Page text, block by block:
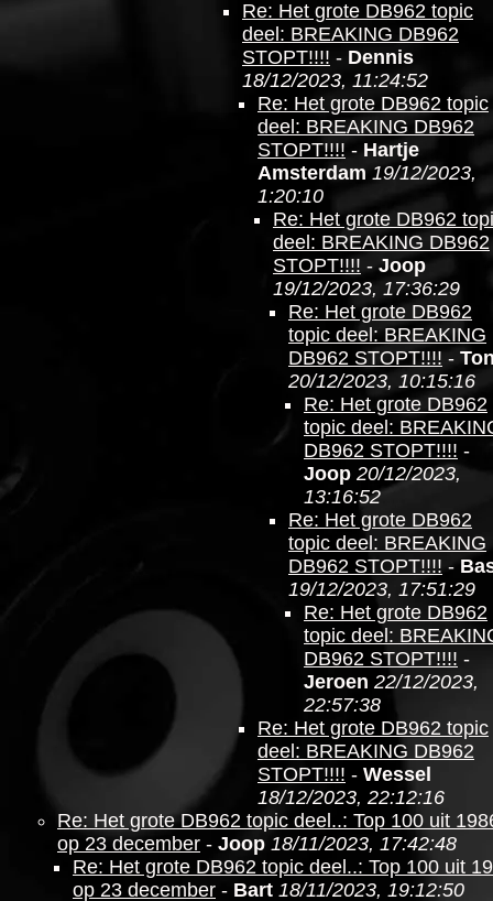
Re: Het grote DB962 topic
deel: BREAKING DB962
STOPT!!!! - Dennis
18/12/2023, 11:24:52
Re: Het grote DB962 topic
deel: BREAKING DB962
STOPT!!!! - Hartje
Amsterdam 19/12/2023,
1:20:10
Re: Het grote DB962
deel: BREAKING DB962
STOPT!!!! - Joop
19/12/2023, 17:36:29
Re: Het grote DB962
topic deel: BREAKING
DB962 STOPT!!!! -
20/12/2023, 10:15:16
Re: Het grote DB962
topic deel:
DB962 STOPT!!!! -
Joop 20/12/2023,
13:16:52
Re: Het grote DB962
topic deel: BREAKING
DB962 STOPT!!!! -
19/12/2023, 17:51:29
Re: Het grote DB962
topic deel:
DB962 STOPT!!!! -
Jeroen 22/12/2023,
22:57:38
Re: Het grote DB962 topic
deel: BREAKING DB962
STOPT!!!! - Wessel
18/12/2023, 22:12:16
Re: Het grote DB962 topic deel..: Top 100 uit
op 23 december - Joop 18/11/2023, 17:42:48
Re: Het grote DB962 topic deel..: Top 100 uit
op 23 december - Bart 18/11/2023, 19:12:50